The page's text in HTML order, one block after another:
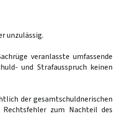
unzulässig.
veranlasste umfassende
und Strafausspruch keinen
der gesamtschuldnerischen
zum Nachteil des